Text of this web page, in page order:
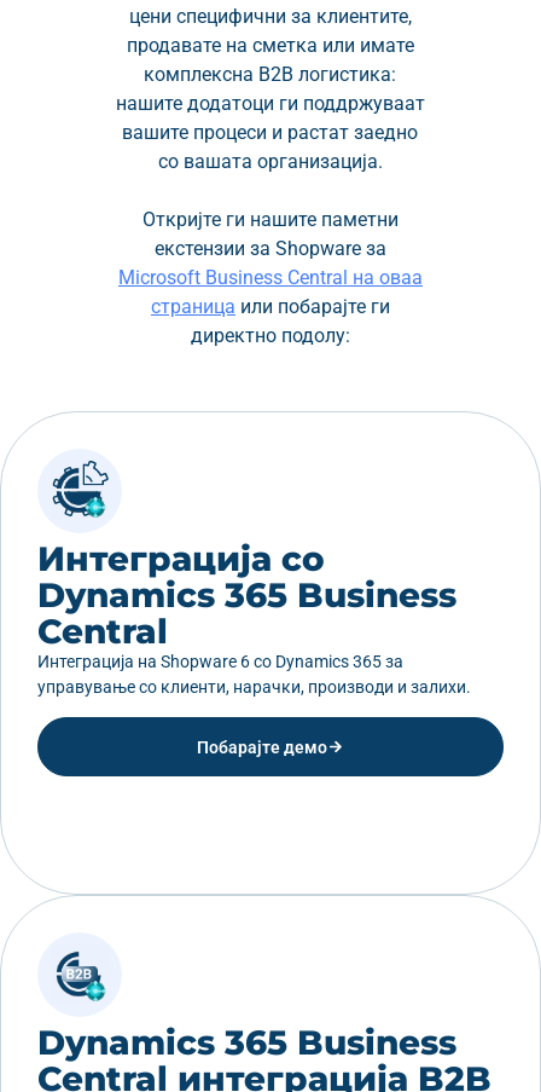
цени специфични за клиентите,
продавате на сметка или имате
комплексна B2B логистика:
нашите додатоци ги поддржуваат
вашите процеси и растат заедно
со вашата организација.
Откријте ги нашите паметни
екстензии за Shopware за
Microsoft Business Central на оваа
страница или побарајте ги
директно подолу:
Интеграција со
Dynamics 365 Business
Central
Интеграција на Shopware 6 со Dynamics 365 за
управување со клиенти, нарачки, производи и залихи.
Побарајте демо
Dynamics 365 Business
Central интеграција B2B